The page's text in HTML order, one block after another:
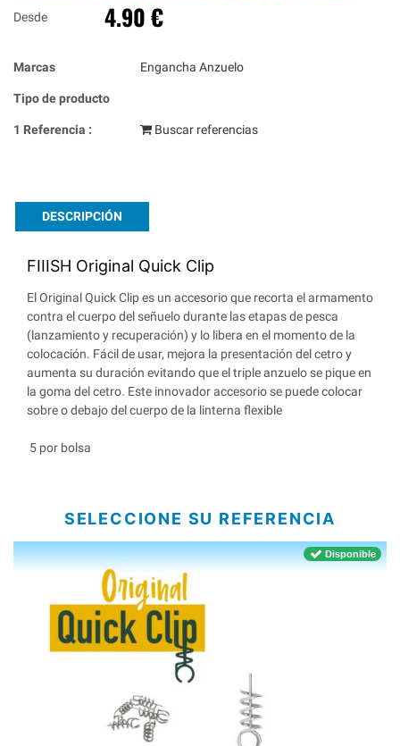
Desde 4.90 €
Marcas Engancha Anzuelo
Tipo de producto
1 Referencia : Buscar referencias
DESCRIPCIÓN
FIIISH Original Quick Clip
El Original Quick Clip es un accesorio que recorta el armamento
contra el cuerpo del señuelo durante las etapas de pesca
(lanzamiento y recuperación) y lo libera en el momento de la
colocación. Fácil de usar, mejora la presentación del cetro y
aumenta su duración evitando que el triple anzuelo se pique en
la goma del cetro. Este innovador accesorio se puede colocar
sobre o debajo del cuerpo de la linterna flexible
5 por bolsa
SELECCIONE SU REFERENCIA
Disponible